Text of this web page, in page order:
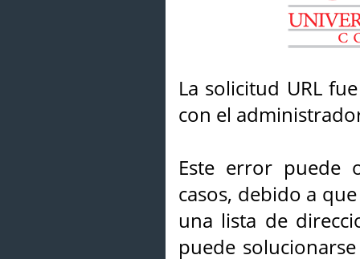
La solicitud URL
con el
Este error puede
casos, debido a
una lista de
puede